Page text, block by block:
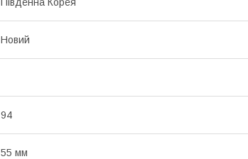
Новий
94
55 мм